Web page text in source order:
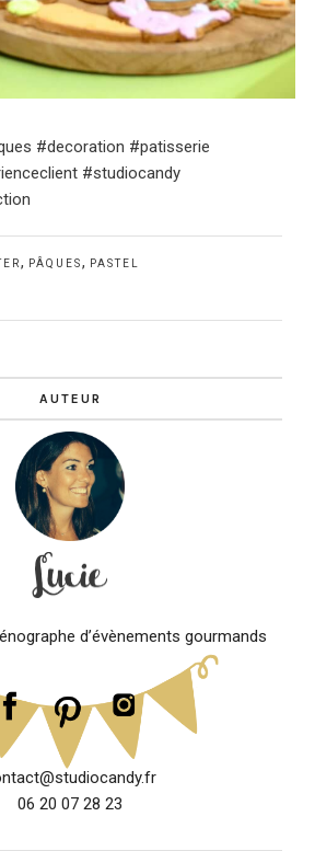
#decoration #patisserie
#studiocandy
, PÂQUES, PASTEL
AUTEUR
d’évènements gourmands
06 20 07 28 23